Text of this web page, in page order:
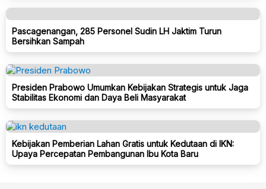
Pascagenangan, 285 Personel Sudin LH Jaktim Turun
Bersihkan Sampah
Presiden Prabowo Umumkan Kebijakan Strategis untuk Jaga
Stabilitas Ekonomi dan Daya Beli Masyarakat
Kebijakan Pemberian Lahan Gratis untuk Kedutaan di IKN:
Upaya Percepatan Pembangunan Ibu Kota Baru